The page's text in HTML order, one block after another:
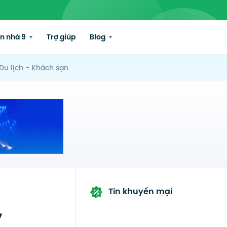
nhà 9 Trợ giúp Blog
lịch - Khách sạn
Tin khuyến mại